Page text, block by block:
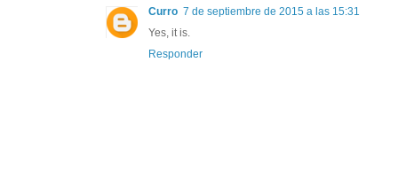
Curro 7 de septiembre de 2015 a las 15:31
Yes, it is.
Responder